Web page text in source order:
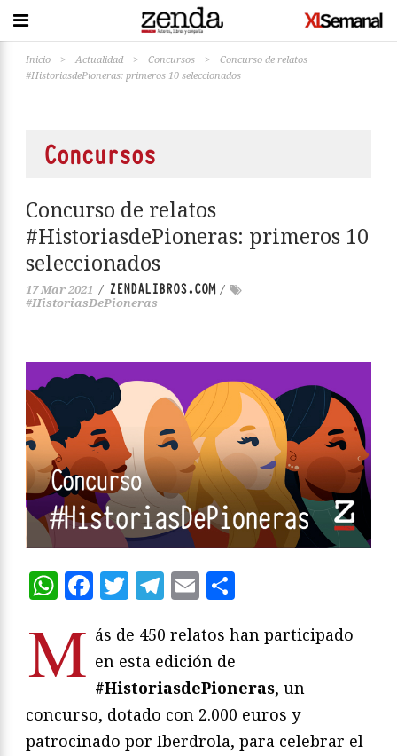
Inicio > Actualidad > Concursos >
Concurso de relatos
#HistoriasdePioneras: primeros 10 seleccionados
Concursos
Concurso de relatos
#HistoriasdePioneras: primeros 10
seleccionados
17 Mar 2021 / ZENDALIBROS.COM/
#HistoriasDePioneras
WhatsApp
Facebook
Twitter
Telegram
Email
M ás de 450 relatos han participado
en esta edición de
#HistoriasdePioneras, un
concurso, dotado con 2.000 euros y
patrocinado por Iberdrola, para celebrar el